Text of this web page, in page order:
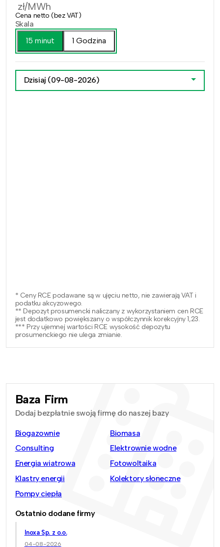
zł/MWh
Cena netto (bez VAT)
Skala
15 minut
1 Godzina
Dzisiaj (09-08-2026)
* Ceny RCE podawane są w ujęciu netto, nie zawierają VAT i
podatku akcyzowego.
** Depozyt prosumencki naliczany z wykorzystaniem cen RCE
jest dodatkowo powiększany o współczynnik korekcyjny 1,23.
*** Przy ujemnej wartości RCE wysokość depozytu
prosumenckiego nie ulega zmianie.
Baza Firm
Dodaj bezpłatnie swoją firmę do naszej bazy
Biogazownie
Biomasa
Consulting
Elektrownie wodne
Energia wiatrowa
Fotowoltaika
Klastry energii
Kolektory słoneczne
Pompy ciepła
Ostatnio dodane firmy
Inoxa Sp. z o.o.
04-08-2026